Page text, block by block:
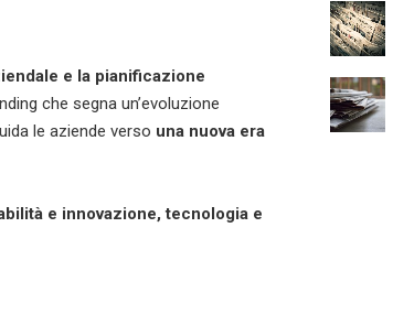
e la pianificazione
che segna un’evoluzione
le aziende verso una nuova era
e innovazione, tecnologia e